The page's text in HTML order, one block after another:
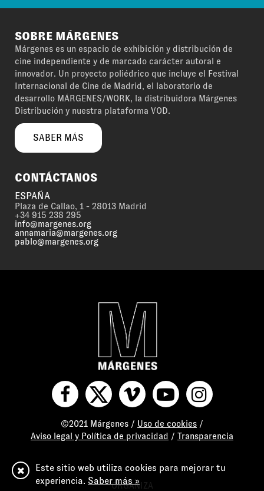
SOBRE MÁRGENES
Márgenes es un espacio de exhibición y distribución de
cine independiente y de marcado carácter autoral e
innovador. Un proyecto poliédrico que incluye el Festival
Internacional de Cine de Madrid, el laboratorio de
desarrollo MÁRGENES/WORK, la distribuidora Márgenes
Distribución y nuestra plataforma VOD.
SABER MÁS
CONTÁCTANOS
ESPAÑA
Plaza de Callao, 1 - 28013 Madrid
+34 915 238 295
info@margenes.org
annamaria@margenes.org
pablo@margenes.org
©2021 Márgenes / Uso de cookies /
Aviso legal y Política de privacidad / Transparencia
ORGANIZA
Este sitio web utiliza cookies para mejorar tu
experiencia. Saber más »